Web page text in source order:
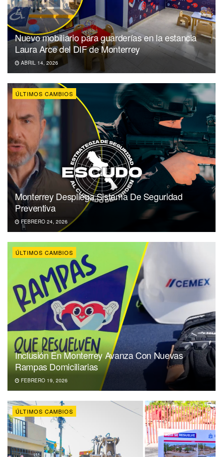
Nuevo mobiliario para guarderías en la estancia
Laura Arce del DIF de Monterrey
ABRIL 14, 2026
ÚLTIMOS CAMBIOS
Monterrey Despliega Sistema De Seguridad
Preventiva
FEBRERO 24, 2026
ÚLTIMOS CAMBIOS
Inclusión En Monterrey Avanza Con Nuevas
Rampas Domiciliarias
FEBRERO 19, 2026
ÚLTIMOS CAMBIOS